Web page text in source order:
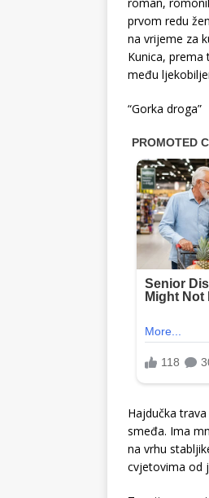
prvom redu
na vrijeme za
Kunica,
među
“Gorka droga”
Hajdučka
smeđa. Ima
na vrhu
cvjetovima od